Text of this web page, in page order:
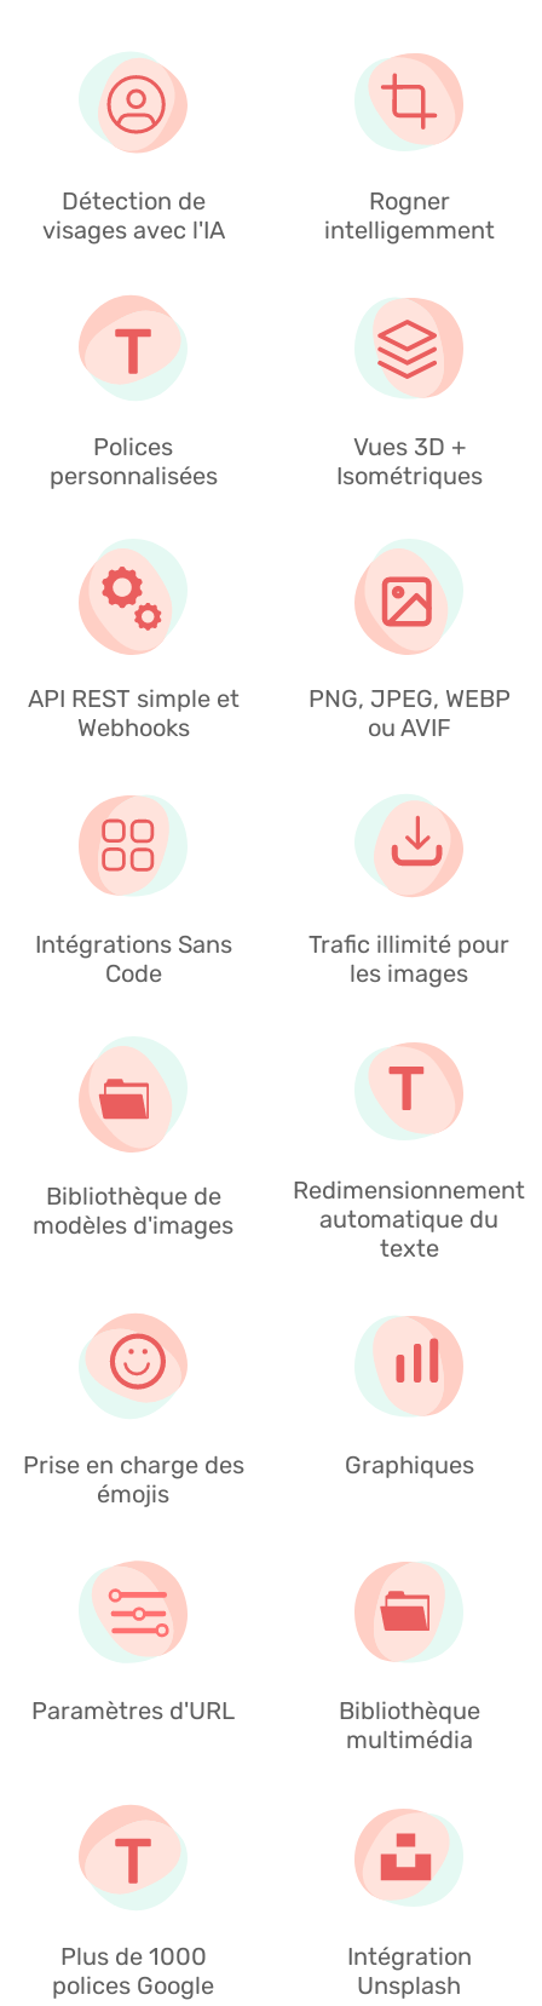
Détection de
visages avec l'IA
Rogner
intelligemment
Polices
personnalisées
Vues 3D +
Isométriques
API REST simple et
Webhooks
PNG, JPEG, WEBP
ou AVIF
Intégrations Sans
Code
Trafic illimité pour
les images
Bibliothèque de
modèles d'images
Redimensionnement
automatique du
texte
Prise en charge des
émojis
Graphiques
Paramètres d'URL
Bibliothèque
multimédia
Plus de 1000
polices Google
Intégration
Unsplash